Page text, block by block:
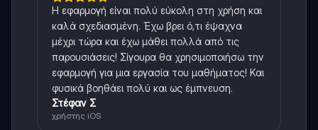
Η εφαρμογή είναι πολύ εύκολη στη χρήση και
καλά σχεδιασμένη. Έχω βρει ό,τι έψαχνα
μέχρι τώρα και έχω μάθει πολλά από τις
παρουσιάσεις! Σίγουρα θα χρησιμοποιήσω την
εφαρμογή για μια εργασία του μαθήματος! Και
φυσικά βοηθάει πολύ και ως έμπνευση.
Στέφαν Σ
χρήστης iOS